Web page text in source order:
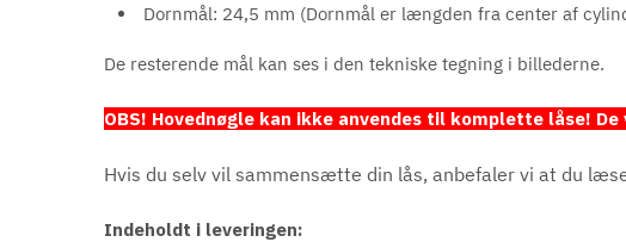
Dornmål: 24,5 mm (Dornmål er længden fra center af
De resterende mål kan ses i den tekniske tegning i billederne.
OBS! Hovednøgle kan ikke anvendes til komplette låse!
Hvis du selv vil sammensætte din lås, anbefaler vi at du
Indeholdt i leveringen: